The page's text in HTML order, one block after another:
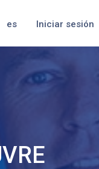
es Iniciar sesión